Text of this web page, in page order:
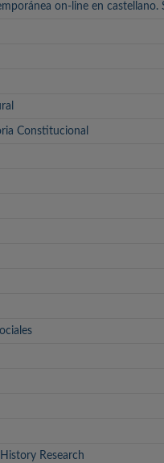
on-line en castellano.
Constitucional
Research